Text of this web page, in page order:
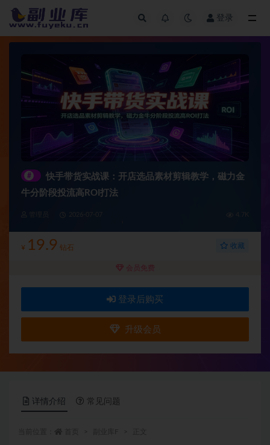
登录
#
快手带货实战课：开店选品素材剪辑教学，磁力金
牛分阶段投流高ROI打法
¥ 19.9 钻石 收藏
会员免费
登录后购买
升级会员
详情介绍 常见问题